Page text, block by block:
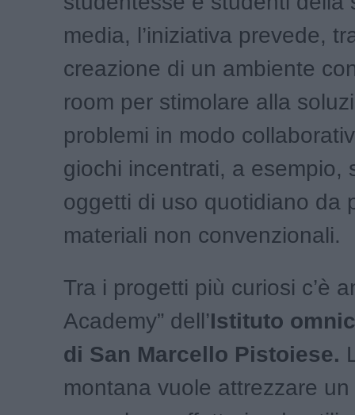
media, l’iniziativa prevede,
creazione di un ambiente
room per stimolare alla
problemi in modo
giochi incentrati, a esempio,
oggetti di uso quotidiano da
materiali non convenzionali.
Tra i progetti più curiosi c’è
Academy” dell’Istituto
di San Marcello Pistoiese.
montana vuole attrezzare